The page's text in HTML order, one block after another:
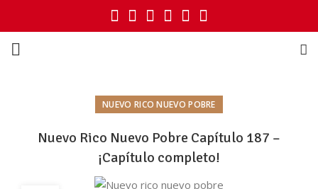
NUEVO RICO NUEVO POBRE
Nuevo Rico Nuevo Pobre Capítulo 187 –
¡Capítulo completo!